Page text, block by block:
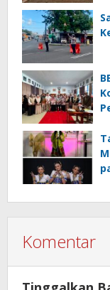
Komentar